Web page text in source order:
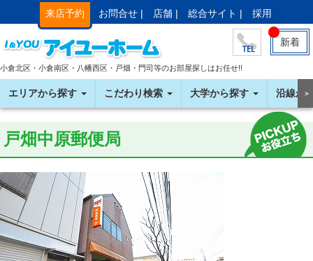
来店予約 お問合せ | 店舗 | 総合サイト | 採用
新着
小倉北区・小倉南区・八幡西区・戸畑・門司等のお部屋探しはお任せ!!
エリアから探す こだわり検索 大学から探す 沿線か＞
戸畑中原郵便局